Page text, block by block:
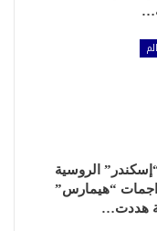
الروسية
“هيمارس”
هددت…